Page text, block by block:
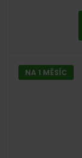
NA 1 MĚSÍC